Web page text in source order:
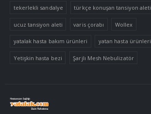
tekerlekli sandalye türkçe konuşan tansiyon aleti
ucuz tansiyon aleti varis çorabı Wollex
yatalak hasta bakım ürünleri yatan hasta ürünleri
Yetişkin hasta bezi Şarjlı Mesh Nebulizatör